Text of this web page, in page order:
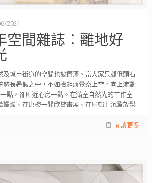
2021
空間雜誌︰離地好
及城市街道的空間也被擠滿、當大家只顧低頭看
悠長暑假之中，不如抬起頭覺察上空，向上流動
點，卻貼近心房一點。在滿室自然光的工作室
蠟燭、在唐樓一閣欣賞畫展、在屋邨上沉澱放鬆
閱讀更多